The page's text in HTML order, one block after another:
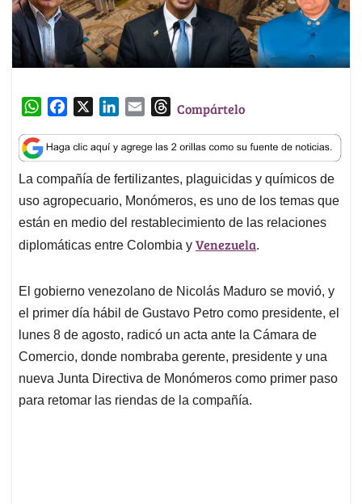
W
a
t
s
A
p
p
c
e
b
o
o
k
n
k
e
d
I
n
a
i
l
T
r
e
a
d
s
Compártelo
La compañía de fertilizantes, plaguicidas y químicos de
uso agropecuario, Monómeros, es uno de los temas que
están en medio del restablecimiento de las relaciones
diplomáticas entre Colombia y Venezuela.
El gobierno venezolano de Nicolás Maduro se movió, y
el primer día hábil de Gustavo Petro como presidente, el
lunes 8 de agosto, radicó un acta ante la Cámara de
Comercio, donde nombraba gerente, presidente y una
nueva Junta Directiva de Monómeros como primer paso
para retomar las riendas de la compañía.